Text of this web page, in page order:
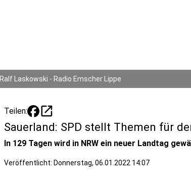
Ralf Laskowski - Radio Emscher Lippe
Teilen: open_in_new
Sauerland: SPD stellt Themen für
In 129 Tagen wird in NRW ein neuer Landtag
Veröffentlicht: Donnerstag, 06.01.2022 14:07